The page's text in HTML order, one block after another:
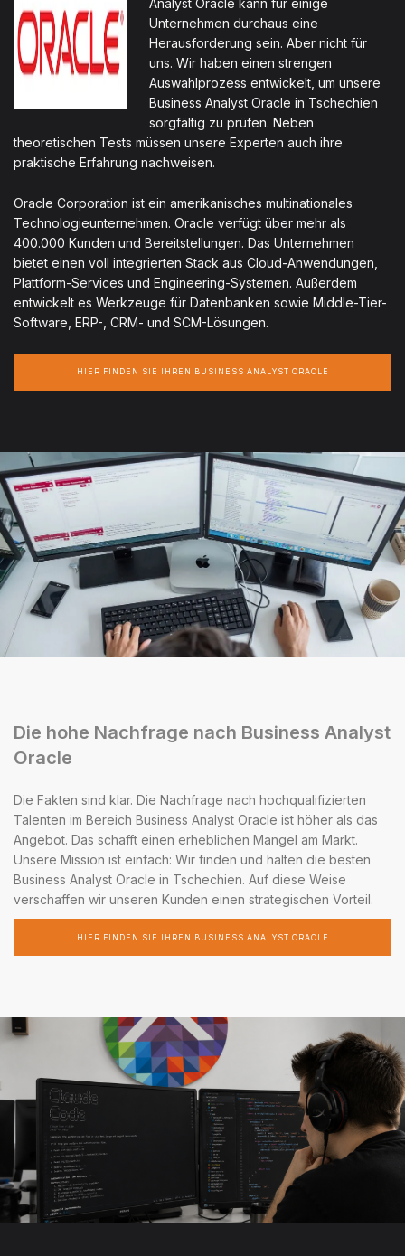
Analyst Oracle kann für einige
Unternehmen durchaus eine
Herausforderung sein. Aber nicht für
uns. Wir haben einen strengen
Auswahlprozess entwickelt, um unsere
Business Analyst Oracle in Tschechien
sorgfältig zu prüfen. Neben
theoretischen Tests müssen unsere Experten auch ihre
praktische Erfahrung nachweisen.
Oracle Corporation ist ein amerikanisches multinationales
Technologieunternehmen. Oracle verfügt über mehr als
400.000 Kunden und Bereitstellungen. Das Unternehmen
bietet einen voll integrierten Stack aus Cloud-Anwendungen,
Plattform-Services und Engineering-Systemen. Außerdem
entwickelt es Werkzeuge für Datenbanken sowie Middle-Tier-
Software, ERP-, CRM- und SCM-Lösungen.
HIER FINDEN SIE IHREN BUSINESS ANALYST ORACLE
Die hohe Nachfrage nach Business Analyst
Oracle
Die Fakten sind klar. Die Nachfrage nach hochqualifizierten
Talenten im Bereich Business Analyst Oracle ist höher als das
Angebot. Das schafft einen erheblichen Mangel am Markt.
Unsere Mission ist einfach: Wir finden und halten die besten
Business Analyst Oracle in Tschechien. Auf diese Weise
verschaffen wir unseren Kunden einen strategischen Vorteil.
HIER FINDEN SIE IHREN BUSINESS ANALYST ORACLE